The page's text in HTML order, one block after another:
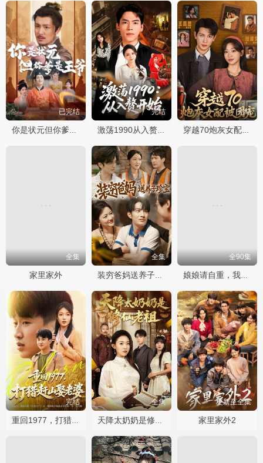
已完结
你是状元但你爹是王爷
完结
激荡1990从入赘开始
完结
穿越70炮灰女配被团宠
全集
家里家外
全集
装穷爸妈送养子珍宝
全90集
娘娘请自重，我真的不想代替陛下
完结
重回1977，打猎赶山娶老婆
全集
天降太奶奶是修仙老祖
更新至全集
家里家外2